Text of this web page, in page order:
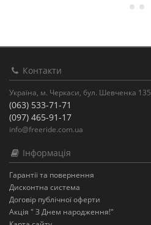
Контакти
Україна, м. Черкаси, бул. Шевченка 135
(063) 533-71-71
(097) 465-91-17
info@freeride.com.ua
Інформація
Гарантії та повернення
Дисконтна система
Договір публічної оферти
Акція " З Днем народження!"